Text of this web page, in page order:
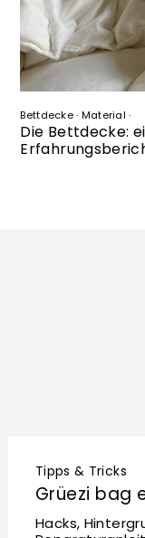
Bettdecke· Material ·
Die Bettdecke:
Tipps & Tricks
Grüezi bag
Hacks,